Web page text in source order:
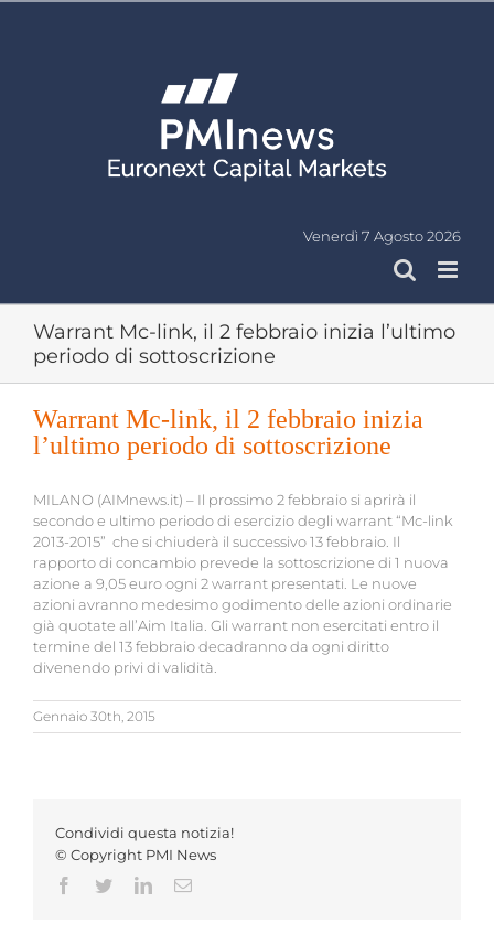
Venerdì 7 Agosto 2026
Warrant Mc-link, il 2 febbraio inizia l’ultimo
periodo di sottoscrizione
Warrant Mc-link, il 2 febbraio inizia
l’ultimo periodo di sottoscrizione
MILANO (AIMnews.it) – Il prossimo 2 febbraio si aprirà il
secondo e ultimo periodo di esercizio degli warrant “Mc-link
2013-2015” che si chiuderà il successivo 13 febbraio. Il
rapporto di concambio prevede la sottoscrizione di 1 nuova
azione a 9,05 euro ogni 2 warrant presentati. Le nuove
azioni avranno medesimo godimento delle azioni ordinarie
già quotate all’Aim Italia. Gli warrant non esercitati entro il
termine del 13 febbraio decadranno da ogni diritto
divenendo privi di validità.
Gennaio 30th, 2015
Condividi questa notizia!
© Copyright PMI News
Facebook
TwitterLinkedInEmail